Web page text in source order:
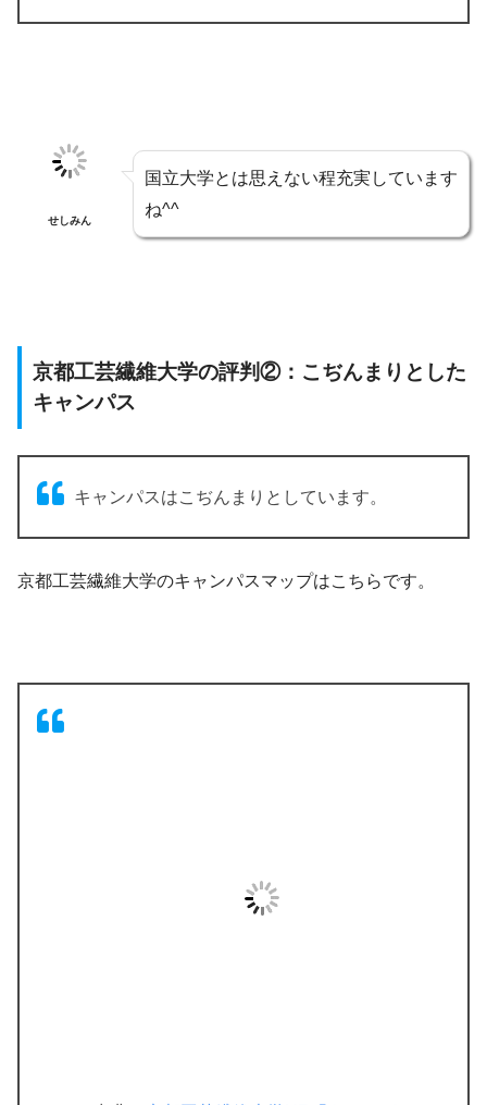
せしみん
国立大学とは思えない程充実しています
ね^^
京都工芸繊維大学の評判②：こぢんまりとした
キャンパス
キャンパスはこぢんまりとしています。
京都工芸繊維大学のキャンパスマップはこちらです。